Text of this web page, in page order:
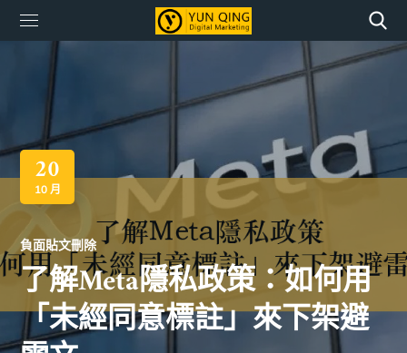
20
10 月
負面貼文刪除
了解Meta隱私政策：如何用
「未經同意標註」來下架避